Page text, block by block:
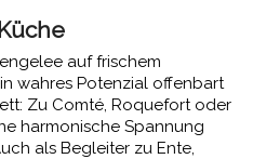
auf frischem
wahres Potenzial offenbart
Zu Comté, Roquefort oder
harmonische Spannung
als Begleiter zu Ente,